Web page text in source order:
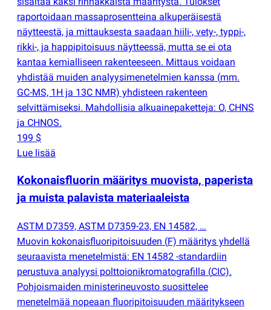
raportoidaan massaprosentteina alkuperäisestä
näytteestä, ja mittauksesta saadaan hiili-, vety-, typpi-,
rikki-, ja happipitoisuus näytteessä, mutta se ei ota
kantaa kemialliseen rakenteeseen. Mittaus voidaan
yhdistää muiden analyysimenetelmien kanssa (mm.
GC-MS, 1H ja 13C NMR) yhdisteen rakenteen
selvittämiseksi. Mahdollisia alkuainepaketteja: O, CHNS
ja CHNOS.
199 $
Lue lisää
Kokonaisfluorin määritys muovista, paperista
ja muista palavista materiaaleista
ASTM D7359, ASTM D7359-23, EN 14582, …
Muovin kokonaisfluoripitoisuuden (F) määritys yhdellä
seuraavista menetelmistä: EN 14582 -standardiin
perustuva analyysi polttoionikromatografilla (CIC).
Pohjoismaiden ministerineuvosto suosittelee
menetelmää nopeaan fluoripitoisuuden määritykseen